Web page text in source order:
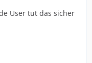
User tut das sicher